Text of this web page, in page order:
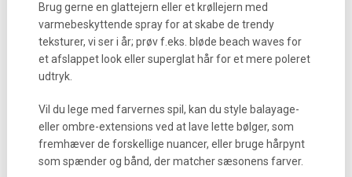
Brug gerne en glattejern eller et krøllejern med
varmebeskyttende spray for at skabe de trendy
teksturer, vi ser i år; prøv f.eks. bløde beach waves for
et afslappet look eller superglat hår for et mere poleret
udtryk.
Vil du lege med farvernes spil, kan du style balayage-
eller ombre-extensions ved at lave lette bølger, som
fremhæver de forskellige nuancer, eller bruge hårpynt
som spænder og bånd, der matcher sæsonens farver.